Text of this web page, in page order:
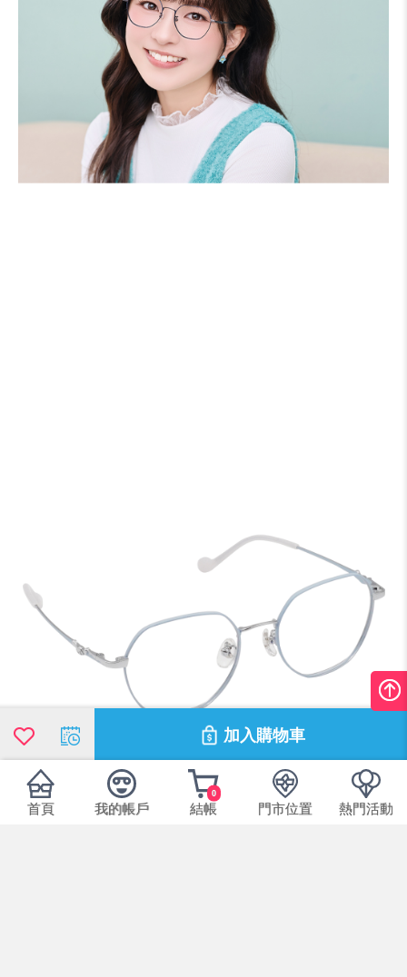
加入購物車
首頁 我的帳戶
0
結帳 門市位置 熱門活動